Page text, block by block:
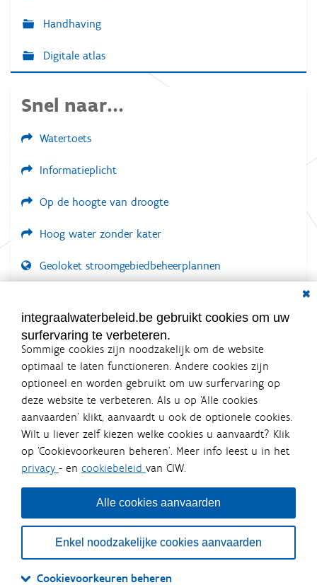
Handhaving
Digitale atlas
Snel naar...
Watertoets
Informatieplicht
Op de hoogte van droogte
Hoog water zonder kater
Geoloket stroomgebiedbeheerplannen
LOGIN VEREIST
integraalwaterbeleid.be gebruikt cookies om uw
surfervaring te verbeteren.
Sommige cookies zijn noodzakelijk om de website
optimaal te laten functioneren. Andere cookies zijn
optioneel en worden gebruikt om uw surfervaring op
deze website te verbeteren. Als u op ‘Alle cookies
aanvaarden’ klikt, aanvaardt u ook de optionele cookies.
Wilt u liever zelf kiezen welke cookies u aanvaardt? Klik
op ‘Cookievoorkeuren beheren’. Meer info leest u in het
privacy - en cookiebeleid van CIW.
Alle cookies aanvaarden
Enkel noodzakelijke cookies aanvaarden
Cookievoorkeuren beheren
Integraalwaterbeleid.be is een
officiële website van de Vlaamse
overheid
uitgegeven door Coördinatiecommissie Integraal
Waterbeleid
De Coördinatiecommissie Integraal Waterbeleid (CIW) is een
bestuursniveaus die bij het waterbeleid betrokken zijn. Ook
waterbedrijven nemen deel aan het overleg. Deze
samenwerking zorgt voor een gecoördineerde en
geïntegreerde aanpak van het waterbeleid en waterbeheer
in Vlaanderen.
OVER CIW DISCLAIMER PRIVACY